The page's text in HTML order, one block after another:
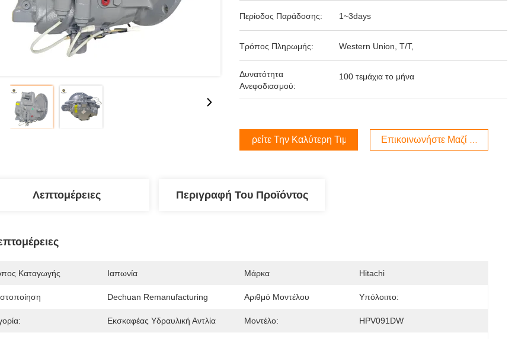
Περίοδος Παράδοσης: 1~3days
Τρόπος Πληρωμής: Western Union, T/T,
Δυνατότητα
Ανεφοδιασμού:
100 τεμάχια το μήνα
Βρείτε Την Καλύτερη Τιμή Επικοινωνήστε Μαζί Μας
Λεπτομέρειες Περιγραφή Του Προϊόντος
Καταγωγής Ιαπωνία Μάρκα Hitachi
Dechuan Remanufacturing Αριθμό Μοντέλου Υπόλοιπο:
Εκσκαφέας Υδραυλική Αντλία Μοντέλο: HPV091DW